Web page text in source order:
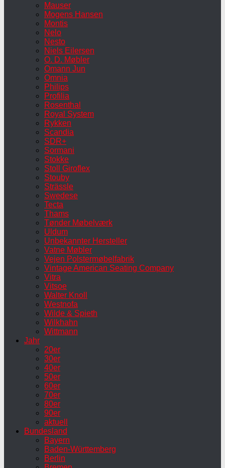
Mauser
Mogens Hansen
Montis
Nelo
Nesto
Niels Eilersen
O. D. Møbler
Omann Jun
Omnia
Philips
Profilia
Rosenthal
Royal System
Rykken
Scandia
SDR+
Sormani
Stokke
Stoll Giroflex
Stouby
Strässle
Swedese
Tecta
Thams
Tønder Møbelværk
Uldum
Unbekannter Hersteller
Vatne Møbler
Vejen Polstermøbelfabrik
Vintage American Seating Company
Vitra
Vitsoe
Walter Knoll
Westnofa
Wilde & Spieth
Wilkhahn
Wittmann
Jahr
20er
30er
40er
50er
60er
70er
80er
90er
aktuell
Bundesland
Bayern
Baden-Württemberg
Berlin